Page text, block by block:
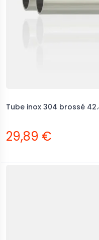
voile d'ombrage
Tube inox 304 brossé
29,89 €